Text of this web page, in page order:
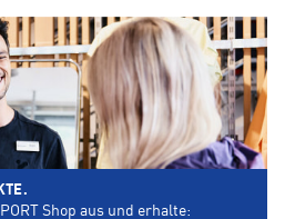
Shop aus und erhalte: